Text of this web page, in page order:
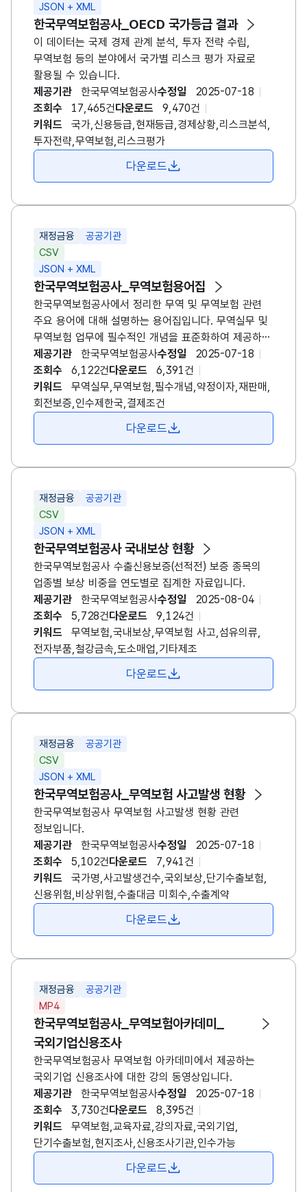
JSON + XML
한국무역보험공사_OECD 국가등급 결과
이 데이터는 국제 경제 관계 분석, 투자 전략 수립,
무역보험 등의 분야에서 국가별 리스크 평가 자료로
활용될 수 있습니다.
제공기관
한국무역보험공사수정일
2025-07-18
조회수
17,465건다운로드
9,470건
키워드
국가,신용등급,현재등급,경제상황,리스크분석,
투자전략,무역보험,리스크평가
다운로드
재정금융
공공기관
CSV
JSON + XML
한국무역보험공사_무역보험용어집
한국무역보험공사에서 정리한 무역 및 무역보험 관련
주요 용어에 대해 설명하는 용어집입니다. 무역실무 및
무역보험 업무에 필수적인 개념을 표준화하여 제공하고
있습니다.
제공기관 한국무역보험공사수정일
2025-07-18
조회수
6,122건다운로드
6,391건
키워드
무역실무,무역보험,필수개념,약정이자,재판매,
회전보증,인수제한국,결제조건
다운로드
재정금융
공공기관
CSV
JSON + XML
한국무역보험공사국내보상 현황
한국무역보험공사 수출신용보증(선적전) 보증 종목의
업종별 보상 비중을 연도별로 집계한 자료입니다.
제공기관
한국무역보험공사수정일
2025-08-04
조회수
5,728건다운로드
9,124건
키워드
무역보험,국내보상,무역보험 사고,섬유의류,
전자부품,철강금속,도소매업,기타제조
다운로드
재정금융
공공기관
CSV
JSON + XML
한국무역보험공사_무역보험 사고발생 현황
한국무역보험공사 무역보험 사고발생 현황 관련
정보입니다.
제공기관
한국무역보험공사수정일
2025-07-18
조회수
5,102건다운로드
7,941건
키워드
국가명,사고발생건수,국외보상,단기수출보험,
신용위험,비상위험,수출대금 미회수,수출계약
다운로드
재정금융
공공기관
MP4
한국무역보험공사_무역보험아카데미_
국외기업신용조사
한국무역보험공사 무역보험 아카데미에서 제공하는
국외기업 신용조사에 대한 강의 동영상입니다.
제공기관
한국무역보험공사수정일
2025-07-18
조회수
3,730건다운로드
8,395건
키워드
무역보험,교육자료,강의자료,국외기업,
단기수출보험,현지조사,신용조사기관,인수가능
다운로드